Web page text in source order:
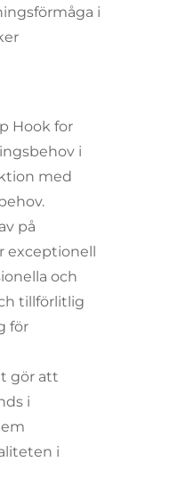
i
Hook for
i
med
på
exceptionell
och
tillförlitlig
för
gör att
i
i